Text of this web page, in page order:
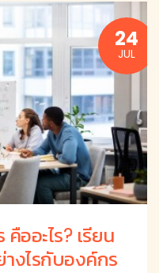
24
JUL
ออะไร? เรียน
งไรกับองค์กร